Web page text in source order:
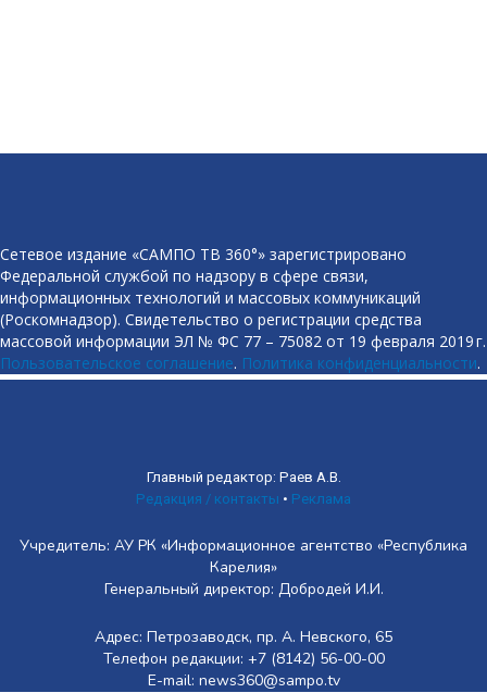
Сетевое издание «САМПО ТВ 360°» зарегистрировано
Федеральной службой по надзору в сфере связи,
информационных технологий и массовых коммуникаций
(Роскомнадзор). Свидетельство о регистрации средства
массовой информации ЭЛ № ФС 77 – 75082 от 19 февраля 2019 г.
Пользовательское соглашение. Политика конфиденциальности.
Главный редактор: Раев А.В.
Редакция / контакты • Реклама
Учредитель: АУ РК «Информационное агентство «Республика
Карелия»
Генеральный директор: Добродей И.И.
Адрес: Петрозаводск, пр. А. Невского, 65
Телефон редакции: +7 (8142) 56-00-00
E-mail: news360@sampo.tv